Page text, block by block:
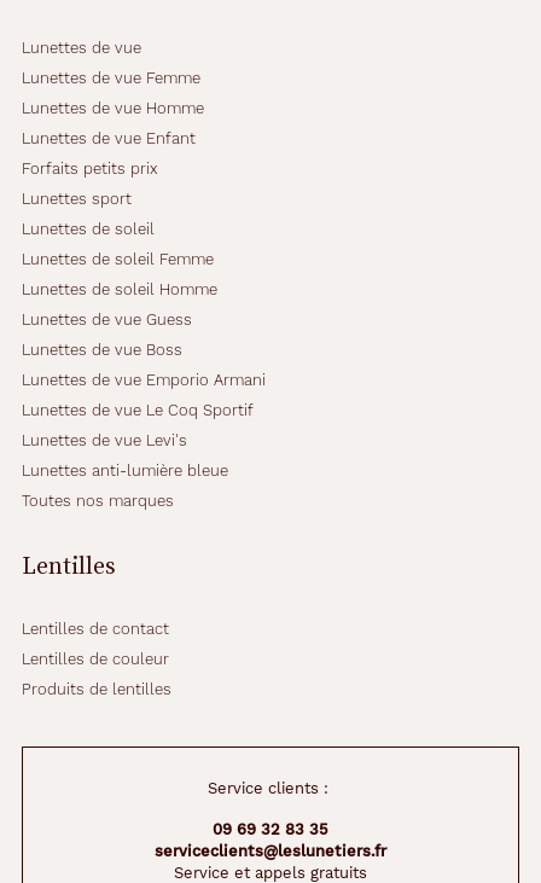
Lunettes de vue
Lunettes de vue Femme
Lunettes de vue Homme
Lunettes de vue Enfant
Forfaits petits prix
Lunettes sport
Lunettes de soleil
Lunettes de soleil Femme
Lunettes de soleil Homme
Lunettes de vue Guess
Lunettes de vue Boss
Lunettes de vue Emporio Armani
Lunettes de vue Le Coq Sportif
Lunettes de vue Levi's
Lunettes anti-lumière bleue
Toutes nos marques
Lentilles
Lentilles de contact
Lentilles de couleur
Produits de lentilles
Service clients :
09 69 32 83 35
serviceclients@leslunetiers.fr
Service et appels gratuits